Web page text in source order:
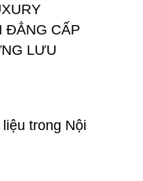
ĐẲNG CẤP
LƯU
trong Nội